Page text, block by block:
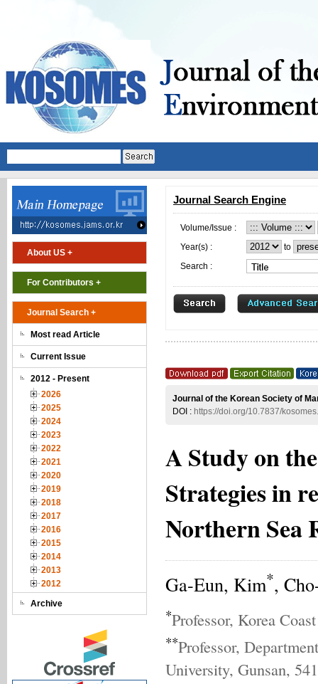
About US +
For Contributors +
Journal Search +
Most read Article
Current Issue
2012 - Present
2026
2025
2024
2023
2022
2021
2020
2019
2018
2017
2016
2015
2014
2013
2012
Archive
Journal Search Engine
Volume/Issue :
Year(s) :
to
Search :
Journal of the Korean Society of
DOI : https://doi.org/10.7837/
A Study on
Strategies in
Northern Sea
Ga-Eun, Kim*,
*Professor, Korea
**Professor,
University, Gunsan,